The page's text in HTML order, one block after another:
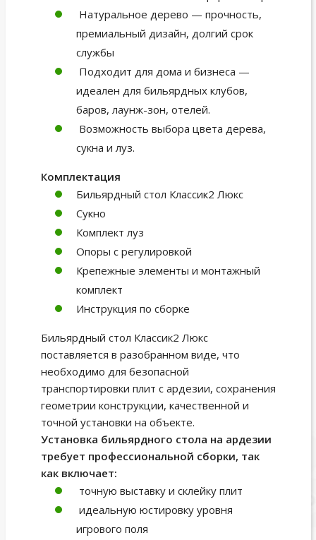
Натуральное дерево — прочность,
премиальный дизайн, долгий срок
службы
Подходит для дома и бизнеса —
идеален для бильярдных клубов,
баров, лаунж-зон, отелей.
Возможность выбора цвета дерева,
сукна и луз.
Комплектация
Бильярдный стол Классик2 Люкс
Сукно
Комплект луз
Опоры с регулировкой
Крепежные элементы и монтажный
комплект
Инструкция по сборке
Бильярдный стол Классик2 Люкс
поставляется в разобранном виде, что
необходимо для безопасной
транспортировки плит с ардезии, сохранения
геометрии конструкции, качественной и
точной установки на объекте.
Установка бильярдного стола на ардезии
требует профессиональной сборки, так
как включает:
точную выставку и склейку плит
идеальную юстировку уровня
игрового поля